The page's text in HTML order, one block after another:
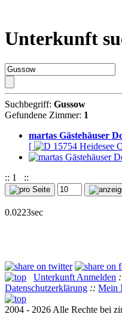
Unterkunft
Suchbegriff: Gussow
Gefundene Zimmer: 1
martas Gästehäuser
[
15754 Heidesee
:: 1 ::
0.0223sec
Unterkunft Anmelden
Datenschutzerklärung :: Mein
2004 - 2026 Alle Rechte bei